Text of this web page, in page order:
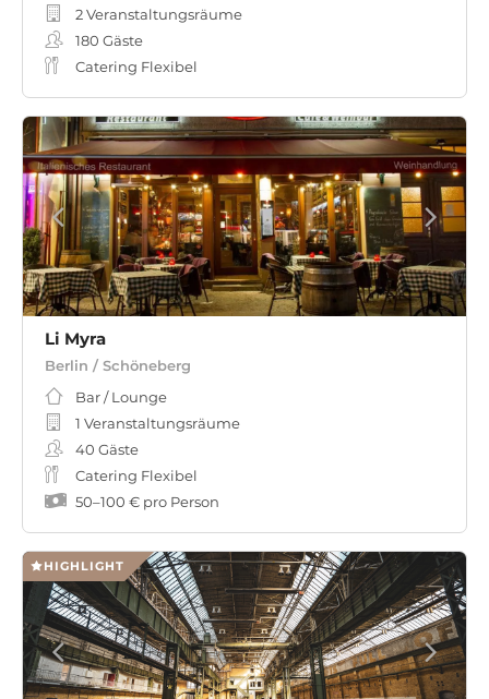
2 Veranstaltungsräume
180 Gäste
Catering Flexibel
Li Myra
Berlin / Schöneberg
Bar / Lounge
1 Veranstaltungsräume
40 Gäste
Catering Flexibel
50–100 € pro Person
HIGHLIGHT